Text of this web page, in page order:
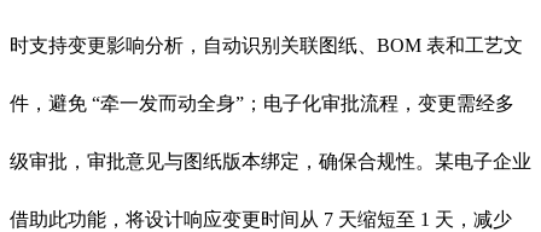
时支持变更影响分析，自动识别关联图纸、BOM 表和工艺文
件，避免 “牵一发而动全身”；电子化审批流程，变更需经多
级审批，审批意见与图纸版本绑定，确保合规性。某电子企业
借助此功能，将设计响应变更时间从 7 天缩短至 1 天，减少